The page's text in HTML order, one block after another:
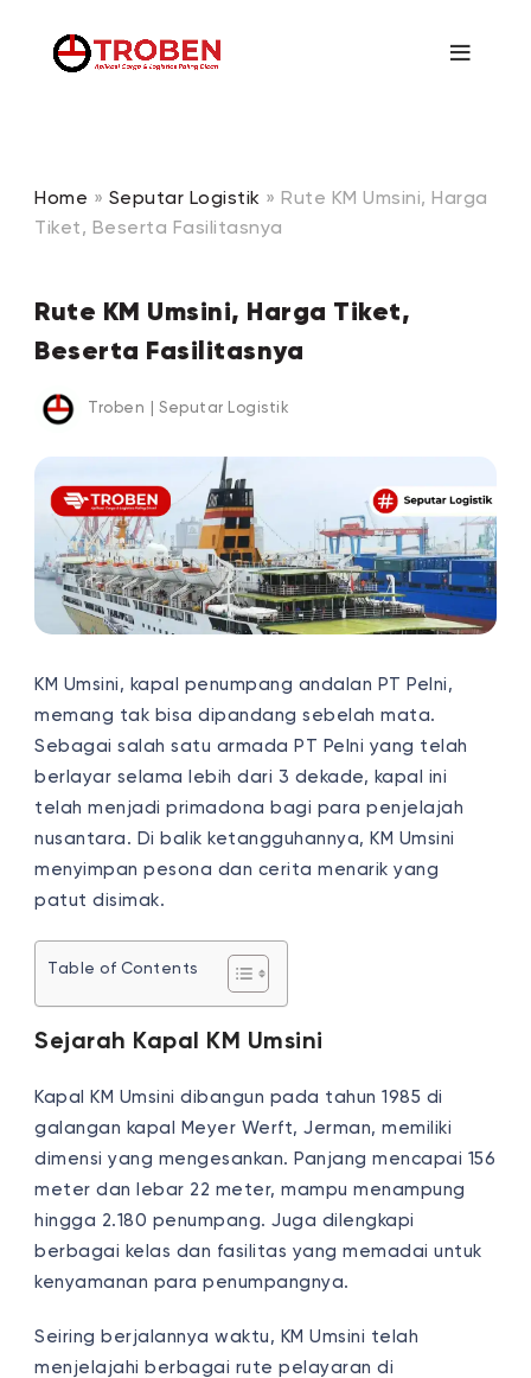
Home » Seputar Logistik »Rute KM Umsini, Harga
Tiket, Beserta Fasilitasnya
Rute KM Umsini, Harga Tiket,
Beserta Fasilitasnya
Troben Seputar Logistik
KM Umsini, kapal penumpang andalan PT Pelni,
memang tak bisa dipandang sebelah mata.
Sebagai salah satu armada PT Pelni yang telah
berlayar selama lebih dari 3 dekade, kapal ini
telah menjadi primadona bagi para penjelajah
nusantara. Di balik ketangguhannya, KM Umsini
menyimpan pesona dan cerita menarik yang
patut disimak.
Table of Contents
Sejarah Kapal KM Umsini
Kapal KM Umsini dibangun pada tahun 1985 di
galangan kapal Meyer Werft, Jerman, memiliki
dimensi yang mengesankan. Panjang mencapai 156
meter dan lebar 22 meter, mampu menampung
hingga 2.180 penumpang. Juga dilengkapi
berbagai kelas dan fasilitas yang memadai untuk
kenyamanan para penumpangnya.
Seiring berjalannya waktu, KM Umsini telah
menjelajahi berbagai rute pelayaran di